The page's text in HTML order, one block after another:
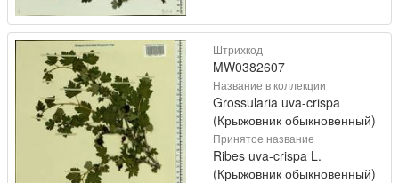
Штрихкод
MW0382607
Название в коллекции
Grossularia uva-crispa
(Крыжовник обыкновенный)
Принятое название
Ribes uva-crispa L.
(Крыжовник обыкновенный)